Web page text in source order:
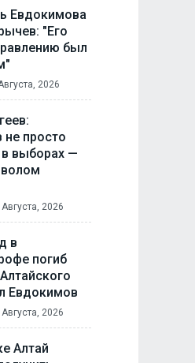
Евдокимова
"Его
был
2026
просто
в выборах —
Августа, 2026
в
погиб
Евдокимов
Августа, 2026
Алтай